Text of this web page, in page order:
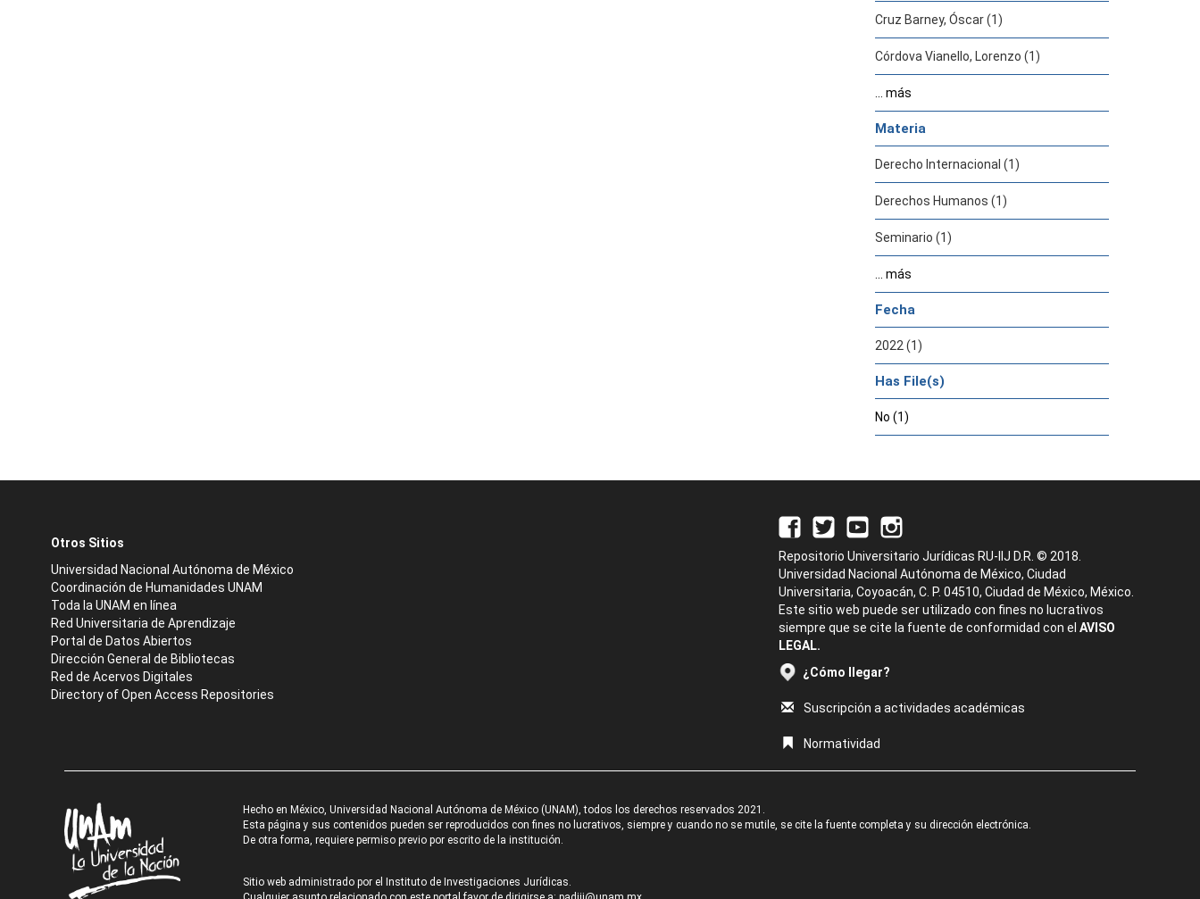
Cruz Barney, Óscar (1)
Córdova Vianello, Lorenzo (1)
... más
Materia
Derecho Internacional (1)
Derechos Humanos (1)
Seminario (1)
... más
Fecha
2022 (1)
Has File(s)
No (1)
Otros Sitios
Universidad Nacional Autónoma de México
Coordinación de Humanidades UNAM
Toda la UNAM en línea
Red Universitaria de Aprendizaje
Portal de Datos Abiertos
Dirección General de Bibliotecas
Red de Acervos Digitales
Directory of Open Access Repositories
Repositorio Universitario Jurídicas RU-IIJ D.R. © 2018.
Universidad Nacional Autónoma de México, Ciudad
Universitaria, Coyoacán, C. P. 04510, Ciudad de México, México.
Este sitio web puede ser utilizado con fines no lucrativos
siempre que se cite la fuente de conformidad con el AVISO
LEGAL.
¿Cómo llegar?
Suscripción a actividades académicas
Normatividad
Hecho en México, Universidad Nacional Autónoma de México (UNAM), todos los derechos reservados 2021.
Esta página y sus contenidos pueden ser reproducidos con fines no lucrativos, siempre y cuando no se mutile, se cite la fuente completa y su dirección electrónica.
De otra forma, requiere permiso previo por escrito de la institución.
Sitio web administrado por el Instituto de Investigaciones Jurídicas.